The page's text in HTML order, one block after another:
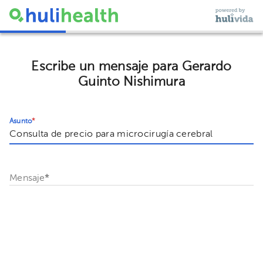
Escribe un mensaje para Gerardo
Guinto Nishimura
Asunto*
Mensaje*